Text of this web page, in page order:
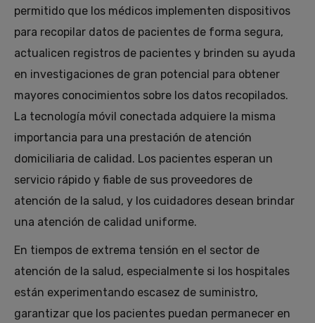
permitido que los médicos implementen dispositivos
para recopilar datos de pacientes de forma segura,
actualicen registros de pacientes y brinden su ayuda
en investigaciones de gran potencial para obtener
mayores conocimientos sobre los datos recopilados.
La tecnología móvil conectada adquiere la misma
importancia para una prestación de atención
domiciliaria de calidad. Los pacientes esperan un
servicio rápido y fiable de sus proveedores de
atención de la salud, y los cuidadores desean brindar
una atención de calidad uniforme.
En tiempos de extrema tensión en el sector de
atención de la salud, especialmente si los hospitales
están experimentando escasez de suministro,
garantizar que los pacientes puedan permanecer en